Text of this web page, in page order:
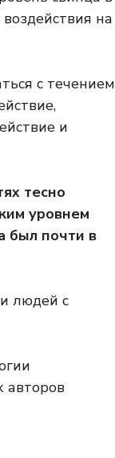
на
с течением
и
тесно
уровнем
был почти в
людей с
авторов